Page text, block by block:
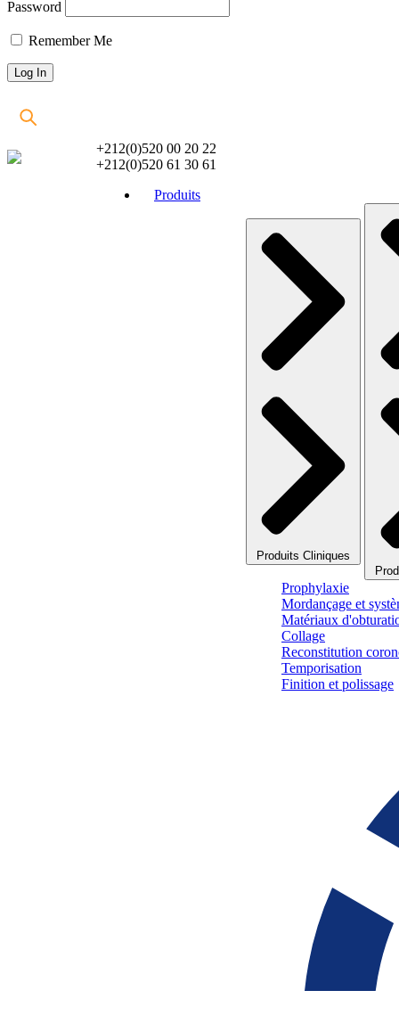
Password
Remember Me
+212(0)520 00 20 22
+212(0)520 61 30 61
Produits
Produits Cliniques
Prophylaxie
Mordançage et
Matériaux
Collage
Reconstitution
Temporisation
Finition et polissage